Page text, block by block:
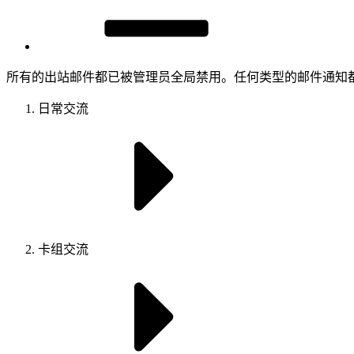
所有的出站邮件都已被管理员全局禁用。任何类型的邮件通知
日常交流
卡组交流